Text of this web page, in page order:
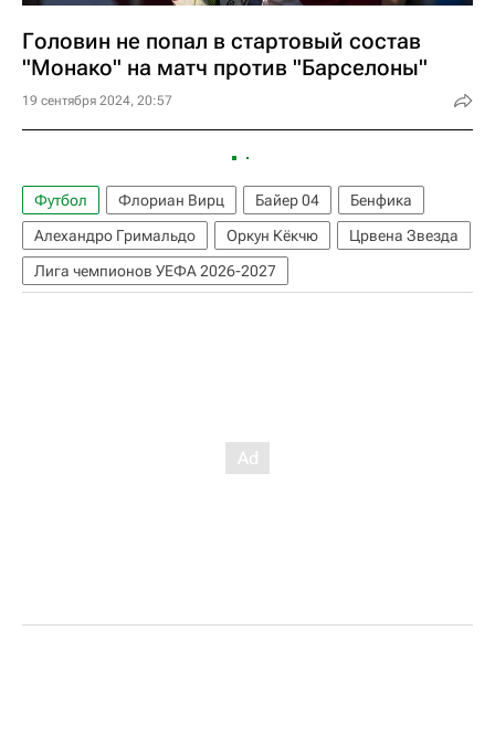
Головин не попал в стартовый состав
"Монако" на матч против "Барселоны"
19 сентября 2024, 20:57
Футбол Флориан Вирц Байер 04
Бенфика
Алехандро Гримальдо
Оркун Кёкчю
Црвена Звезда
Лига чемпионов УЕФА 2026-2027